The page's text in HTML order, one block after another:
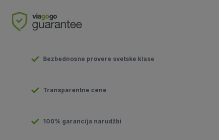
Bezbednosne provere svetske klase
Transparentne cene
100% garancija narudžbi